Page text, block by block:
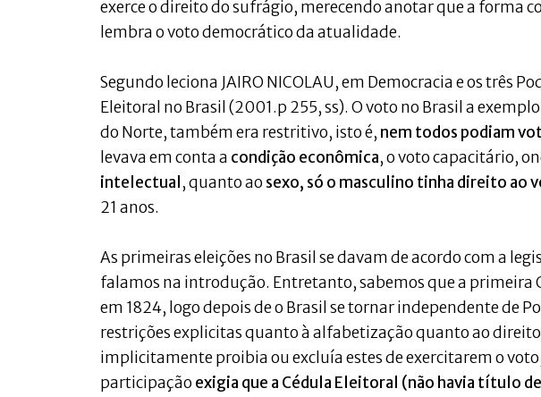
exerce o direito do sufrágio, merecendo anotar que a forma
lembra o voto democrático da atualidade.
Segundo leciona JAIRO NICOLAU, em Democracia e os três
Eleitoral no Brasil (2001.p 255, ss). O voto no Brasil a
do Norte, também era restritivo, isto é, nem todos podiam
levava em conta a condição econômica, o voto capacitário,
intelectual , quanto ao sexo, só o masculino tinha direito ao
21 anos.
As primeiras eleições no Brasil se davam de acordo com a
falamos na introdução. Entretanto, sabemos que a
em 1824, logo depois de o Brasil se tornar independente de
restrições explicitas quanto à alfabetização quanto ao
implicitamente proibia ou excluía estes de exercitarem o
participação exigia que a Cédula Eleitoral (não havia título